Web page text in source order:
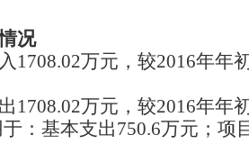
况
1708.02万元，较2016年
02万
1708.02万元，较2016年
：基本支出750.6万元；项